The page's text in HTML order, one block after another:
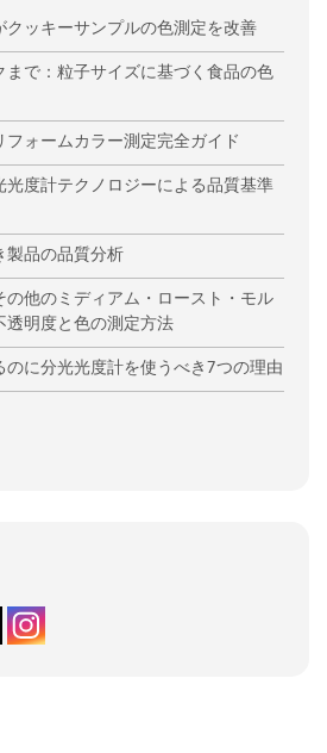
クッキーサンプルの色測定を改善
まで：粒子サイズに基づく食品の色
ォームカラー測定完全ガイド
光度計テクノロジーによる品質基準
製品の品質分析
の他のミディアム・ロースト・モル
透明度と色の測定方法
のに分光光度計を使うべき7つの理由
on Facebook
us on X (formerly Twitter)
Follow us on Instagram